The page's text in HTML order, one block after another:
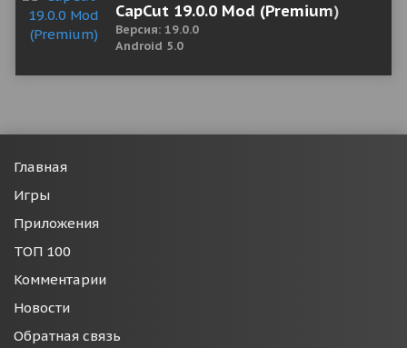
CapCut 19.0.0 Mod (Premium)
Версия: 19.0.0
Android 5.0
Главная
Игры
Приложения
ТОП 100
Комментарии
Новости
Обратная связь